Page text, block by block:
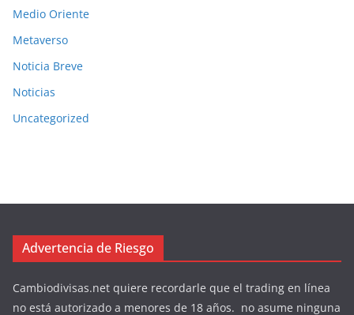
Medio Oriente
Metaverso
Noticia Breve
Noticias
Uncategorized
Advertencia de Riesgo
Cambiodivisas.net quiere recordarle que el trading en línea
no está autorizado a menores de 18 años. no asume ninguna